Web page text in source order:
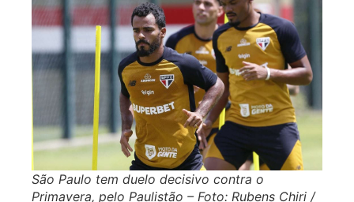
São Paulo tem duelo decisivo contra o
Primavera, pelo Paulistão – Foto: Rubens Chiri /